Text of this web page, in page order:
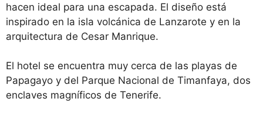
hacen ideal para una escapada. El diseño está
inspirado en la isla volcánica de Lanzarote y en la
arquitectura de Cesar Manrique.
El hotel se encuentra muy cerca de las playas de
Papagayo y del Parque Nacional de Timanfaya, dos
enclaves magníficos de Tenerife.